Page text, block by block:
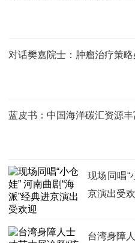
对话樊嘉院士：肿瘤治疗策
蓝皮书：中国海洋碳汇资源
现场同唱“
京演出受
台湾身障